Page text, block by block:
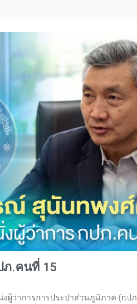
ภ.คนที่ 15
ว่าการการประปาส่วนภูมิภาค (ก